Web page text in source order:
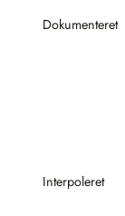
Dokumenteret
Interpoleret